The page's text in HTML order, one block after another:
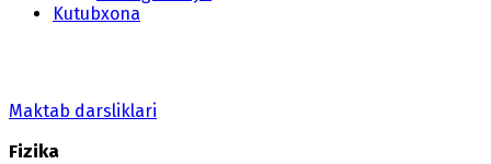
Kutubxona
Maktab darsliklari
Fizika